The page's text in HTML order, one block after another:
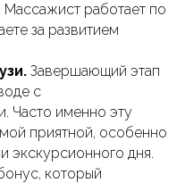
Массажист работает по
за развитием
Завершающий этап
с
Часто именно эту
приятной, особенно
экскурсионного дня.
который